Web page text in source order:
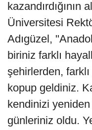
kazandırdığının
Üniversitesi
Adıgüzel,
biriniz farklı
şehirlerden,
kopup geldiniz.
kendinizi
günleriniz oldu.